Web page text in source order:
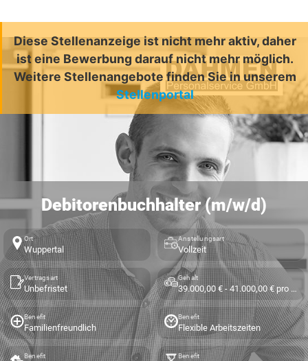
Diese Stellenanzeige ist nicht mehr aktiv, daher
ist eine Bewerbung darauf nicht mehr möglich.
Weitere Stellenangebote finden Sie in unserem
Stellenportal
Debitorenbuchhalter (m/w/d)
Ort
Wuppertal
Anstellungsart
Vollzeit
Vertragsart
Unbefristet
Gehalt
39.000,00 € - 41.000,00 € pro Jahr
Benefit
Familienfreundlich
Benefit
Flexible Arbeitszeiten
Benefit Benefit